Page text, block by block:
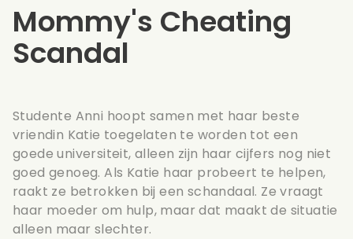
Mommy's Cheating
Scandal
Studente Anni hoopt samen met haar beste
vriendin Katie toegelaten te worden tot een
goede universiteit, alleen zijn haar cijfers nog niet
goed genoeg. Als Katie haar probeert te helpen,
raakt ze betrokken bij een schandaal. Ze vraagt
haar moeder om hulp, maar dat maakt de situatie
alleen maar slechter.